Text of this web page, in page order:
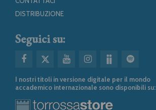
DISTRIBUZIONE
Seguici su:
I nostri titoli in versione digitale per il mondo
accademico internazionale sono disponibili su: